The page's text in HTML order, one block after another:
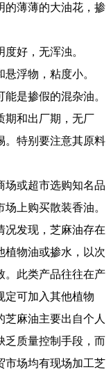
的薄薄的大油花，掺
好，无浑浊。
浮物，粘度小。
是掺假的混杂油。
和出厂期，无厂
。特别要注意其原料
或超市选购知名品
上购买散装香油。
发现，芝麻油存在
植物油或掺水，以次
。此类产品往往在产
定可加入其他植物
麻油主要出自个人
乏质量控制手段，而
市场均有现场加工芝